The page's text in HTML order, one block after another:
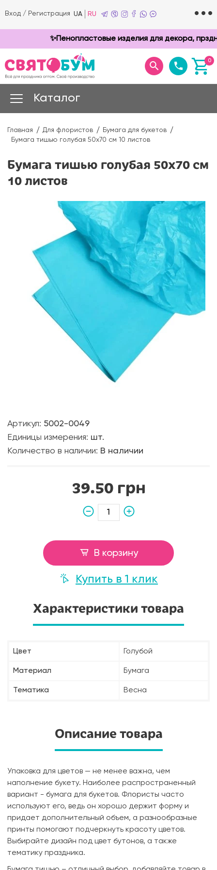
Вход / Регистрация UA RU
✨Пенопластовые изделия для декора,
0
Каталог
Главная Для флористов
Бумага для букетов
Бумага тишью голубая 50х70 см 10 листов
Бумага тишью голубая 50х70 см
10 листов
Артикул: 5002-0049
Единицы измерения: шт.
Количество в наличии: В наличии
39.50 грн
В корзину
Купить в 1 клик
Характеристики товара
Цвет Голубой
Материал Бумага
Тематика Весна
Описание товара
Упаковка для цветов — не менее важна, чем
наполнение букету. Наиболее распространенный
вариант - бумага для букетов. Флористы часто
используют его, ведь он хорошо держит форму и
придает дополнительный объем, а разнообразные
принты помогают подчеркнуть красоту цветов.
Выбирайте дизайн под цвет бутонов, а также
тематику праздника.